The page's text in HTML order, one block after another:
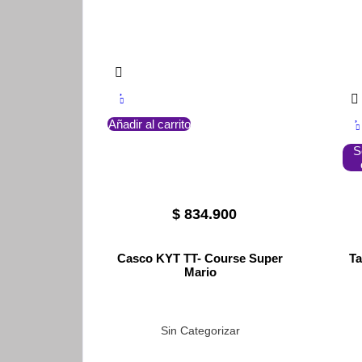
Añadir al carrito
$834.900
Casco KYT TT- Course Super
Mario
Sin Categorizar